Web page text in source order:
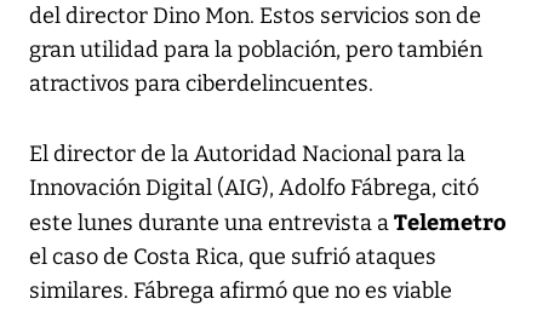
del director Dino Mon. Estos servicios son de
gran utilidad para la población, pero también
atractivos para ciberdelincuentes.
El director de la Autoridad Nacional para la
Innovación Digital (AIG), Adolfo Fábrega, citó
este lunes durante una entrevista aTelemetro
el caso de Costa Rica, que sufrió ataques
similares. Fábrega afirmó que no es viable